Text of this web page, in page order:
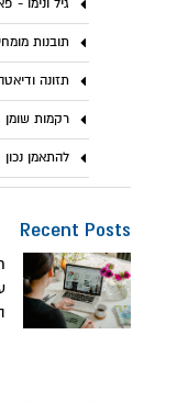
גיל ונימו -
תובנות
תזונה
רקמות שומן
להתאמן נכון
Recent Posts